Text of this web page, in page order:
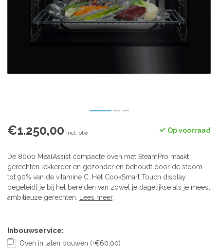
€1.250,00 Incl. btw Op voorraad
De 8000 MealAssist compacte oven met SteamPro maakt
gerechten lekkerder en gezonder en behoudt door de stoom
tot 90% van de vitamine C. Het CookSmart Touch display
begeleidt je bij het bereiden van zowel je dagelijkse als je meest
ambitieuze gerechten. Lees meer.
Inbouwservice:
Oven in laten bouwen (+€60,00)